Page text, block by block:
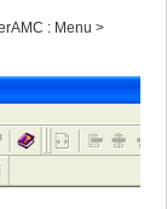
: Menu >